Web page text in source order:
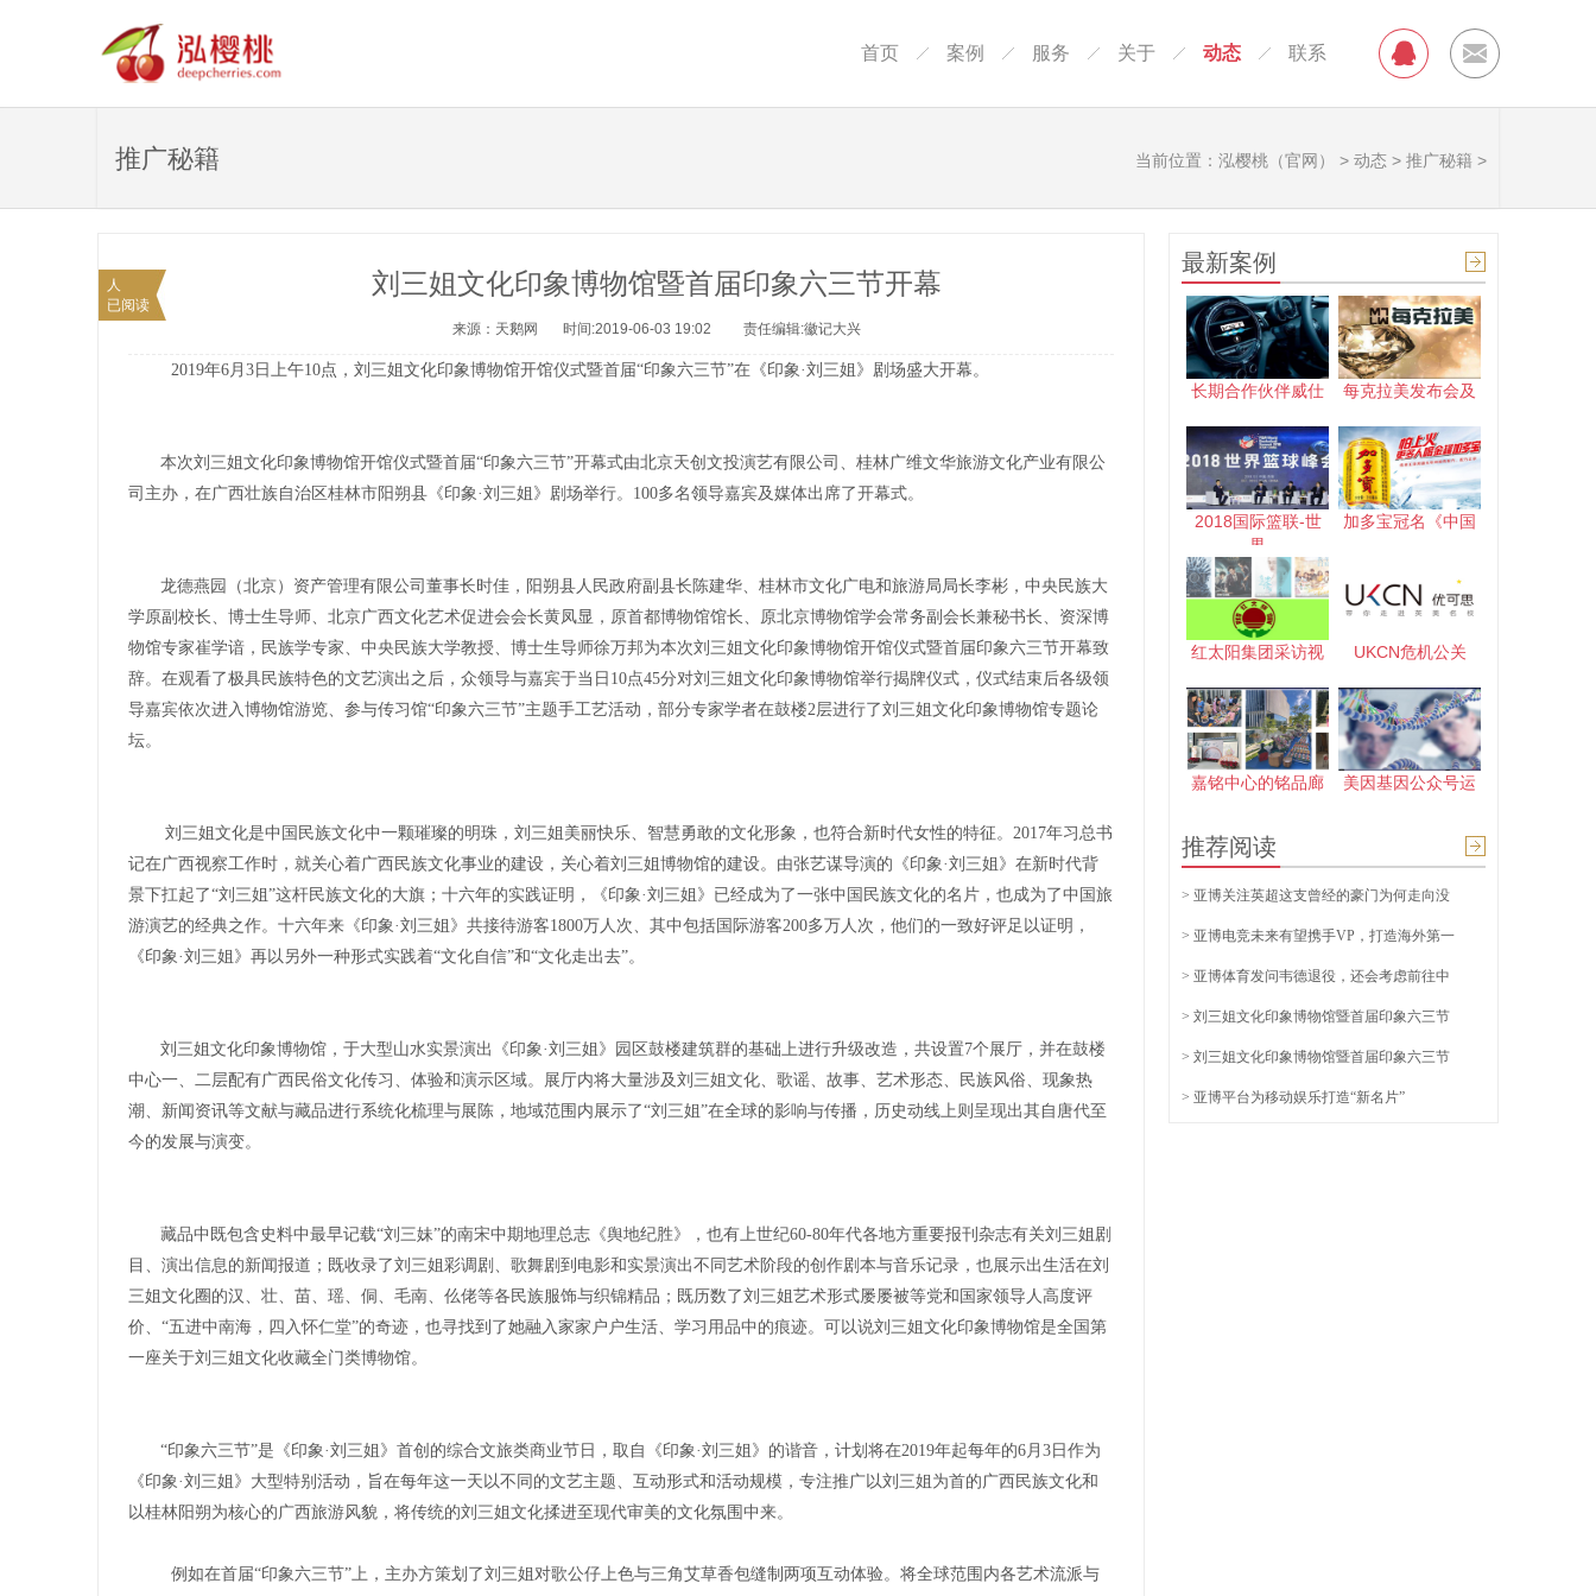
首页 案例 服务 关于 动态 联系
推广秘籍 当前位置： 泓樱桃（官网） > 动态 > 推广秘籍 >
人
已阅读
刘三姐文化印象博物馆暨首届印象六三节开幕
来源：天鹅网 时间:2019-06-03 19:02 责任编辑:徽记大兴
2019年6月3日上午10点，刘三姐文化印象博物馆开馆仪式暨首届“印象六三节”在《印象·刘三姐》剧场盛大开幕。
本次刘三姐文化印象博物馆开馆仪式暨首届“印象六三节”开幕式由北京天创文投演艺有限公司、桂林广维文华旅游文化产业有限公
司主办，在广西壮族自治区桂林市阳朔县《印象·刘三姐》剧场举行。100多名领导嘉宾及媒体出席了开幕式。
龙德燕园（北京）资产管理有限公司董事长时佳，阳朔县人民政府副县长陈建华、桂林市文化广电和旅游局局长李彬，中央民族大
学原副校长、博士生导师、北京广西文化艺术促进会会长黄凤显，原首都博物馆馆长、原北京博物馆学会常务副会长兼秘书长、资深博
物馆专家崔学谙，民族学专家、中央民族大学教授、博士生导师徐万邦为本次刘三姐文化印象博物馆开馆仪式暨首届印象六三节开幕致
辞。在观看了极具民族特色的文艺演出之后，众领导与嘉宾于当日10点45分对刘三姐文化印象博物馆举行揭牌仪式，仪式结束后各级领
导嘉宾依次进入博物馆游览、参与传习馆“印象六三节”主题手工艺活动，部分专家学者在鼓楼2层进行了刘三姐文化印象博物馆专题论
坛。
刘三姐文化是中国民族文化中一颗璀璨的明珠，刘三姐美丽快乐、智慧勇敢的文化形象，也符合新时代女性的特征。2017年习总书
记在广西视察工作时，就关心着广西民族文化事业的建设，关心着刘三姐博物馆的建设。由张艺谋导演的《印象·刘三姐》在新时代背
景下扛起了“刘三姐”这杆民族文化的大旗；十六年的实践证明，《印象·刘三姐》已经成为了一张中国民族文化的名片，也成为了中国旅
游演艺的经典之作。十六年来《印象·刘三姐》共接待游客1800万人次、其中包括国际游客200多万人次，他们的一致好评足以证明，
《印象·刘三姐》再以另外一种形式实践着“文化自信”和“文化走出去”。
刘三姐文化印象博物馆，于大型山水实景演出《印象·刘三姐》园区鼓楼建筑群的基础上进行升级改造，共设置7个展厅，并在鼓楼
中心一、二层配有广西民俗文化传习、体验和演示区域。展厅内将大量涉及刘三姐文化、歌谣、故事、艺术形态、民族风俗、现象热
潮、新闻资讯等文献与藏品进行系统化梳理与展陈，地域范围内展示了“刘三姐”在全球的影响与传播，历史动线上则呈现出其自唐代至
今的发展与演变。
藏品中既包含史料中最早记载“刘三妹”的南宋中期地理总志《舆地纪胜》，也有上世纪60-80年代各地方重要报刊杂志有关刘三姐剧
目、演出信息的新闻报道；既收录了刘三姐彩调剧、歌舞剧到电影和实景演出不同艺术阶段的创作剧本与音乐记录，也展示出生活在刘
三姐文化圈的汉、壮、苗、瑶、侗、毛南、仫佬等各民族服饰与织锦精品；既历数了刘三姐艺术形式屡屡被等党和国家领导人高度评
价、“五进中南海，四入怀仁堂”的奇迹，也寻找到了她融入家家户户生活、学习用品中的痕迹。可以说刘三姐文化印象博物馆是全国第
一座关于刘三姐文化收藏全门类博物馆。
“印象六三节”是《印象·刘三姐》首创的综合文旅类商业节日，取自《印象·刘三姐》的谐音，计划将在2019年起每年的6月3日作为
《印象·刘三姐》大型特别活动，旨在每年这一天以不同的文艺主题、互动形式和活动规模，专注推广以刘三姐为首的广西民族文化和
以桂林阳朔为核心的广西旅游风貌，将传统的刘三姐文化揉进至现代审美的文化氛围中来。
例如在首届“印象六三节”上，主办方策划了刘三姐对歌公仔上色与三角艾草香包缝制两项互动体验。将全球范围内各艺术流派与
最新案例
长期合作伙伴威仕 每克拉美发布会及
2018国际篮联-世
界
加多宝冠名《中国
红太阳集团采访视 UKCN危机公关
嘉铭中心的铭品廊 美因基因公众号运
推荐阅读
> 亚博关注英超这支曾经的豪门为何走向没
> 亚博电竞未来有望携手VP，打造海外第一
> 亚博体育发问韦德退役，还会考虑前往中
> 刘三姐文化印象博物馆暨首届印象六三节
> 刘三姐文化印象博物馆暨首届印象六三节
> 亚博平台为移动娱乐打造“新名片”